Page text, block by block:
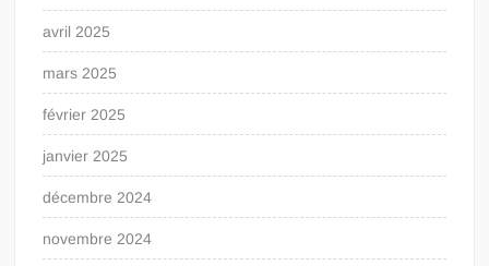
avril 2025
mars 2025
février 2025
janvier 2025
décembre 2024
novembre 2024